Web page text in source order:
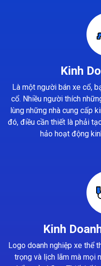
Kinh
Là một người bán xe cổ,
cổ. Nhiều người thích
lùng những nhà cung cấp
đó, điều cần thiết là phải
hảo hoạt động
Kinh
Logo doanh nghiệp xe thể
trọng và lịch lãm mà mọi